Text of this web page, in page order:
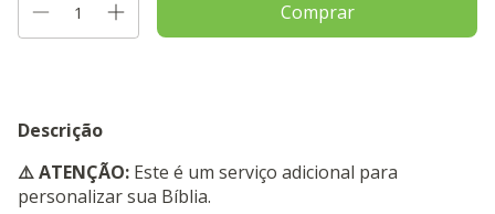
Descrição
⚠️ ATENÇÃO: Este é um serviço adicional para
personalizar sua Bíblia.